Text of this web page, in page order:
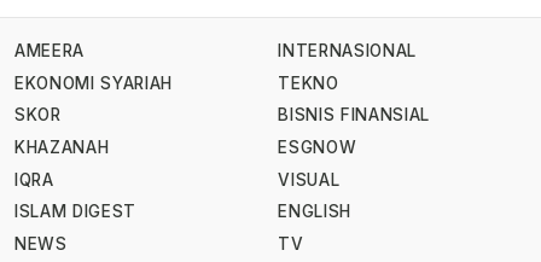
AMEERA
EKONOMI SYARIAH
SKOR
KHAZANAH
IQRA
ISLAM DIGEST
NEWS
INTERNASIONAL
TEKNO
BISNIS FINANSIAL
ESGNOW
VISUAL
ENGLISH
TV